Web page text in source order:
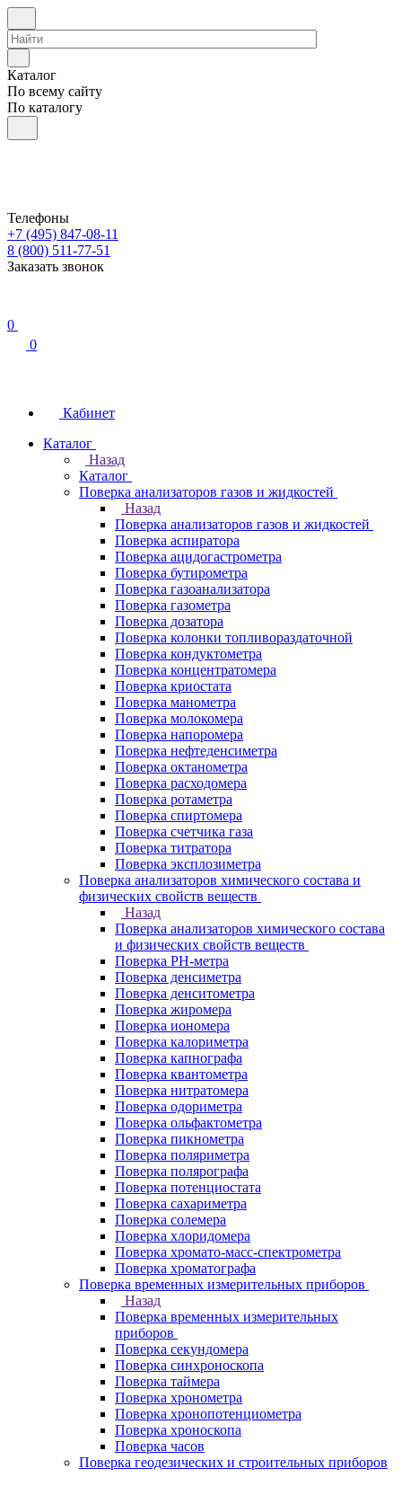
Каталог
По всему сайту
По каталогу
Телефоны
+7 (495) 847-08-11
8 (800) 511-77-51
Заказать звонок
0
0
Кабинет
Каталог
Назад
Каталог
Поверка анализаторов газов и жидкостей
Назад
Поверка анализаторов газов и жидкостей
Поверка аспиратора
Поверка ацидогастрометра
Поверка бутирометра
Поверка газоанализатора
Поверка газометра
Поверка дозатора
Поверка колонки топливораздаточной
Поверка кондуктометра
Поверка концентратомера
Поверка криостата
Поверка манометра
Поверка молокомера
Поверка напоромера
Поверка нефтеденсиметра
Поверка октанометра
Поверка расходомера
Поверка ротаметра
Поверка спиртомера
Поверка счетчика газа
Поверка титратора
Поверка эксплозиметра
Поверка анализаторов химического состава и
физических свойств веществ
Назад
Поверка анализаторов химического состава
и физических свойств веществ
Поверка PH-метра
Поверка денсиметра
Поверка денситометра
Поверка жиромера
Поверка иономера
Поверка калориметра
Поверка капнографа
Поверка квантометра
Поверка нитратомера
Поверка одориметра
Поверка ольфактометра
Поверка пикнометра
Поверка поляриметра
Поверка полярографа
Поверка потенциостата
Поверка сахариметра
Поверка солемера
Поверка хлоридомера
Поверка хромато-масс-спектрометра
Поверка хроматографа
Поверка временных измерительных приборов
Назад
Поверка временных измерительных
приборов
Поверка секундомера
Поверка синхроноскопа
Поверка таймера
Поверка хронометра
Поверка хронопотенциометра
Поверка хроноскопа
Поверка часов
Поверка геодезических и строительных приборов